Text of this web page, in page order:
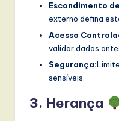
Escondimento
externo defina
Acesso
validar dados
Segurança:
sensíveis.
3. Herança